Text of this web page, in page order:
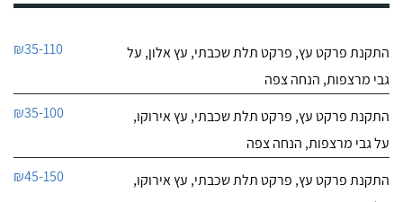
התקנת פרקט עץ, פרקט תלת שכבתי, עץ אלון, על
גבי מרצפות, הנחה צפה
₪35-110
התקנת פרקט עץ, פרקט תלת שכבתי, עץ אירוקו,
על גבי מרצפות, הנחה צפה
₪35-100
התקנת פרקט עץ, פרקט תלת שכבתי, עץ אירוקו,
₪45-150